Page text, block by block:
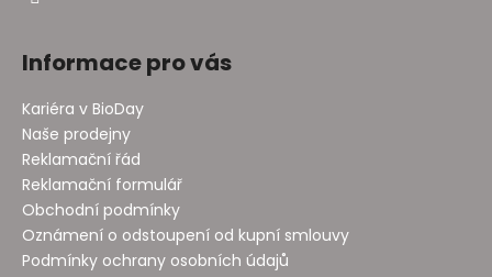
Informace pro vás
Kariéra v BioDay
Naše prodejny
Reklamační řád
Reklamační formulář
Obchodní podmínky
Oznámení o odstoupení od kupní smlouvy
Podmínky ochrany osobních údajů